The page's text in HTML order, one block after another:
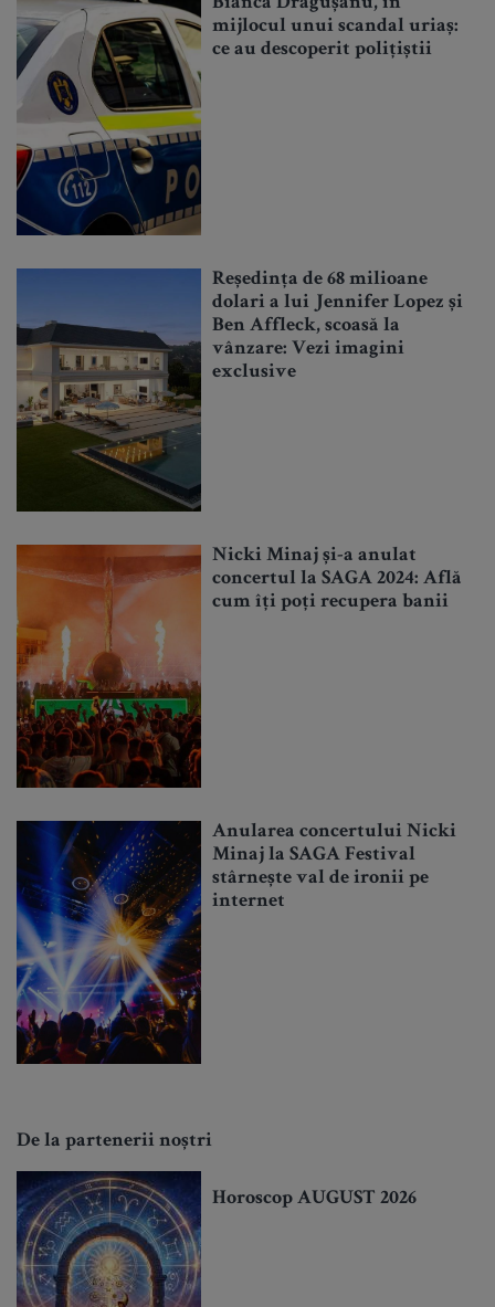
mijlocul unui scandal uriaș:
ce au descoperit polițiștii
Reședința de 68 milioane
dolari a lui Jennifer Lopez și
Ben Affleck, scoasă la
vânzare: Vezi imagini
exclusive
Nicki Minaj și-a anulat
concertul la SAGA 2024: Află
cum îți poți recupera banii
Anularea concertului Nicki
Minaj la SAGA Festival
stârnește val de ironii pe
internet
De la partenerii noștri
Horoscop AUGUST 2026